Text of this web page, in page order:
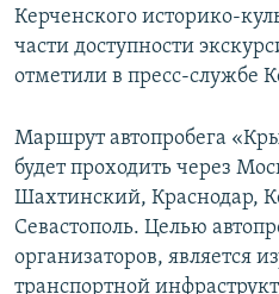
Керченского историко-
части доступности
отметили в пресс-службе
Маршрут автопробега
будет проходить через
Шахтинский, Краснодар,
Севастополь. Целью
организаторов, является
транспортной